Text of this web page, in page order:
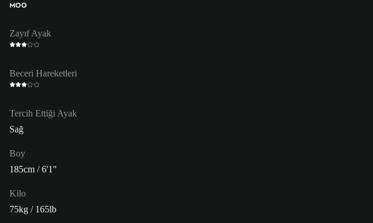
MOO
Zayıf Ayak
Beceri Hareketleri
Tercih Ettiği Ayak
Sağ
Boy
185cm / 6'1"
Kilo
75kg / 165lb